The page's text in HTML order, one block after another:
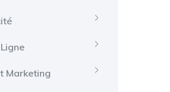
Marketing